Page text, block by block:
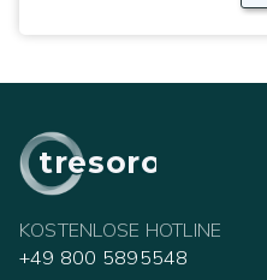
tresoro
KOSTENLOSE HOTLINE
+49 800 5895548